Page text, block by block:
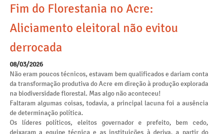
Fim do Florestania no Acre:
Aliciamento eleitoral não evitou
derrocada
08/03/2026
Não eram poucos técnicos, estavam bem qualificados e dariam conta
da transformação produtiva do Acre em direção à produção explorada
na biodiversidade florestal. Mas algo não aconteceu!
Faltaram algumas coisas, todavia, a principal lacuna foi a ausência
de determinação política.
Os líderes políticos, eleitos governador e prefeito, bem cedo,
deixaram a equipe técnica e as instituições à deriva, a partir do